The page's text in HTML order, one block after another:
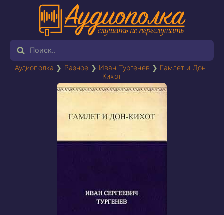
Аудиополка ❯ Разное ❯ Иван Тургенев ❯ Гамлет и Дон-
Кихот